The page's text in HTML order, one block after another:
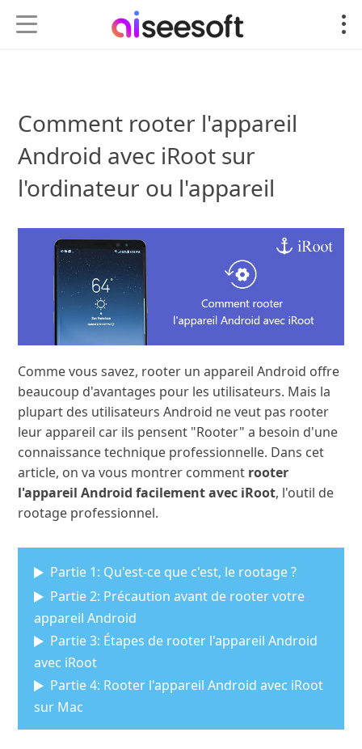
Comment rooter l'appareil
Android avec iRoot sur
l'ordinateur ou l'appareil
Comme vous savez, rooter un appareil Android offre
beaucoup d'avantages pour les utilisateurs. Mais la
plupart des utilisateurs Android ne veut pas rooter
leur appareil car ils pensent "Rooter" a besoin d'une
connaissance technique professionnelle. Dans cet
article, on va vous montrer comment rooter
l'appareil Android facilement avec iRoot, l'outil de
rootage professionnel.
Partie 1: Qu'est-ce que c'est, le rootage ?
Partie 2: Précaution avant de rooter votre
appareil Android
Partie 3: Étapes de rooter l'appareil Android
avec iRoot
Partie 4: Rooter l'appareil Android avec iRoot
sur Mac